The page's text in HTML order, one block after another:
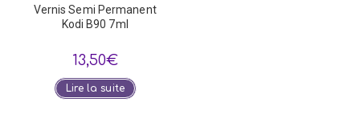
Vernis Semi Permanent
Kodi B90 7ml
13,50€
Lire la suite